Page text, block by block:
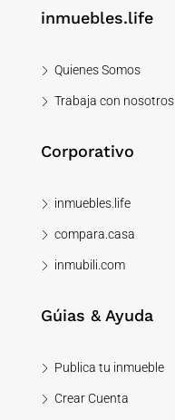
inmuebles.life
Quienes Somos
Trabaja con nosotros
Corporativo
inmuebles.life
compara.casa
inmubili.com
Gúias & Ayuda
Publica tu inmueble
Crear Cuenta